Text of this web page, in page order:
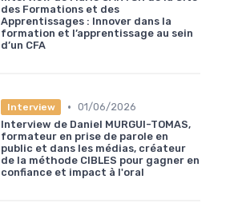
des Formations et des
Apprentissages : Innover dans la
formation et l’apprentissage au sein
d’un CFA
Interview • 01/06/2026
Interview de Daniel MURGUI-TOMAS,
formateur en prise de parole en
public et dans les médias, créateur
de la méthode CIBLES pour gagner en
confiance et impact à l'oral